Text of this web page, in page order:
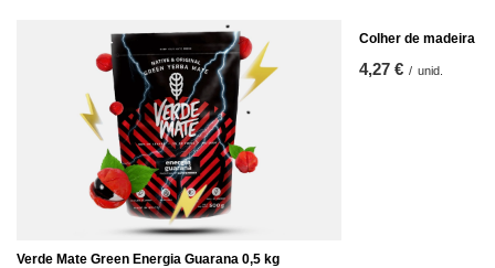
Verde Mate Green Energia Guarana 0,5 kg
Colher de madeira
4,27 € / unid.